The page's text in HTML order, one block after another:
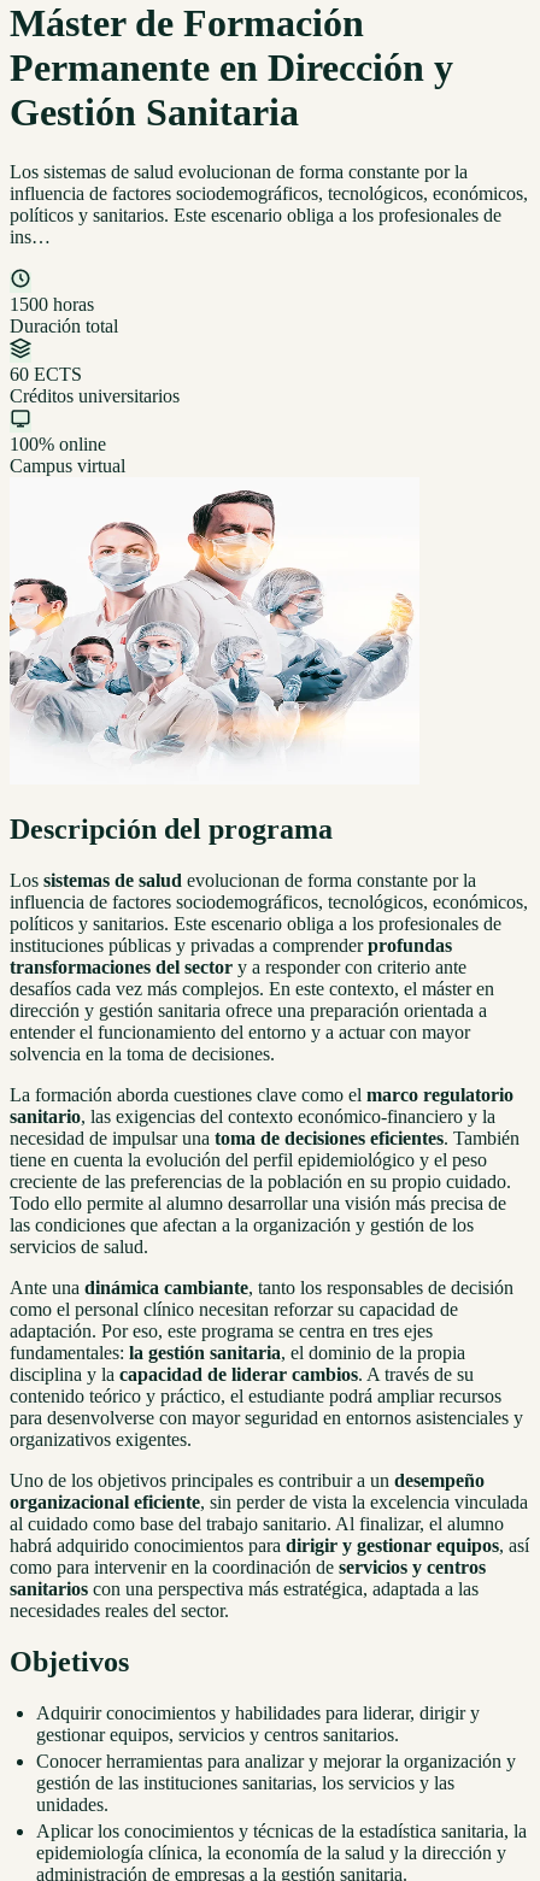
Máster de Formación
Permanente en Dirección y
Gestión Sanitaria
Los sistemas de salud evolucionan de forma constante por la
influencia de factores sociodemográficos, tecnológicos, económicos,
políticos y sanitarios. Este escenario obliga a los profesionales de
ins…
1500 horas
Duración total
60 ECTS
Créditos universitarios
100% online
Campus virtual
Descripción del programa
Los sistemas de salud evolucionan de forma constante por la
influencia de factores sociodemográficos, tecnológicos, económicos,
políticos y sanitarios. Este escenario obliga a los profesionales de
instituciones públicas y privadas a comprenderprofundas
transformaciones del sector y a responder con criterio ante
desafíos cada vez más complejos. En este contexto, el máster en
dirección y gestión sanitaria ofrece una preparación orientada a
entender el funcionamiento del entorno y a actuar con mayor
solvencia en la toma de decisiones.
La formación aborda cuestiones clave como el marco regulatorio
sanitario, las exigencias del contexto económico-financiero y la
necesidad de impulsar una toma de decisiones eficientes. También
tiene en cuenta la evolución del perfil epidemiológico y el peso
creciente de las preferencias de la población en su propio cuidado.
Todo ello permite al alumno desarrollar una visión más precisa de
las condiciones que afectan a la organización y gestión de los
servicios de salud.
Ante una dinámica cambiante, tanto los responsables de decisión
como el personal clínico necesitan reforzar su capacidad de
adaptación. Por eso, este programa se centra en tres ejes
fundamentales: la gestión sanitaria, el dominio de la propia
disciplina y la capacidad de liderar cambios. A través de su
contenido teórico y práctico, el estudiante podrá ampliar recursos
para desenvolverse con mayor seguridad en entornos asistenciales y
organizativos exigentes.
Uno de los objetivos principales es contribuir a un desempeño
organizacional eficiente, sin perder de vista la excelencia vinculada
al cuidado como base del trabajo sanitario. Al finalizar, el alumno
habrá adquirido conocimientos para dirigir y gestionar equipos, así
como para intervenir en la coordinación de servicios y centros
sanitarios con una perspectiva más estratégica, adaptada a las
necesidades reales del sector.
Objetivos
Adquirir conocimientos y habilidades para liderar, dirigir y
gestionar equipos, servicios y centros sanitarios.
Conocer herramientas para analizar y mejorar la organización y
gestión de las instituciones sanitarias, los servicios y las
unidades.
Aplicar los conocimientos y técnicas de la estadística sanitaria, la
epidemiología clínica, la economía de la salud y la dirección y
administración de empresas a la gestión sanitaria.